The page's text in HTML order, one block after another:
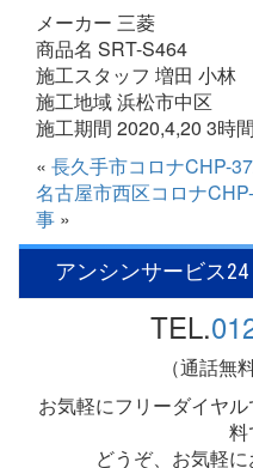
メーカー 三菱
商品名 SRT-S464
施工スタッフ 増田 小林
施工地域 浜松市中区
施工期間 2020,4,20 3時
« 長久手市コロナCHP-
名古屋市西区コロナ
事 »
アンシンサービス24
TEL.
（通話無
お気軽にフリーダイヤ
料
どうぞ、お気軽に